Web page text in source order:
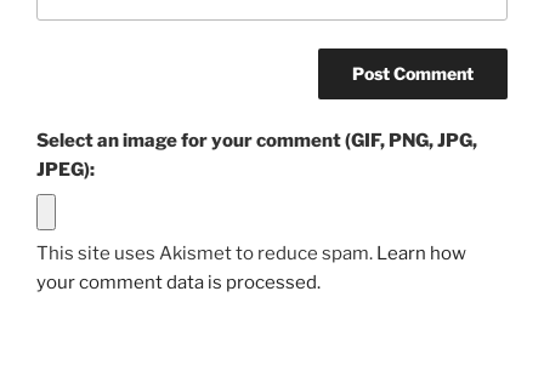
Select an image for your comment (GIF, PNG, JPG,
JPEG):
This site uses Akismet to reduce spam. Learn how
your comment data is processed.